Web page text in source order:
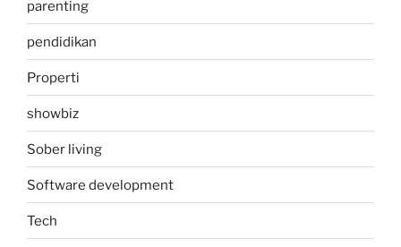
parenting
pendidikan
Properti
showbiz
Sober living
Software development
Tech